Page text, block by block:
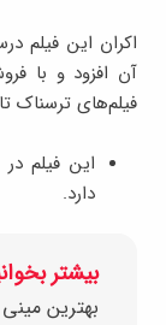
اکران این فیلم
فیلم‌های ترسناک
این فیلم
دارد.
بیشتر
بهترین